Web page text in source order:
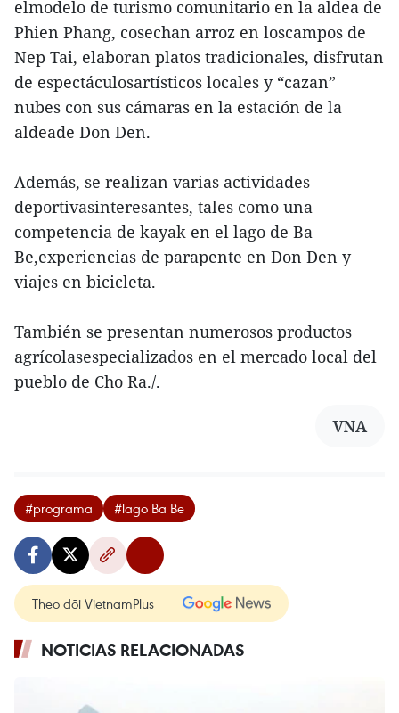
elmodelo de turismo comunitario en la aldea de
Phien Phang, cosechan arroz en loscampos de
Nep Tai, elaboran platos tradicionales, disfrutan
de espectáculosartísticos locales y “cazan”
nubes con sus cámaras en la estación de la
aldeade Don Den.
Además, se realizan varias actividades
deportivasinteresantes, tales como una
competencia de kayak en el lago de Ba
Be,experiencias de parapente en Don Den y
viajes en bicicleta.
También se presentan numerosos productos
agrícolasespecializados en el mercado local del
pueblo de Cho Ra./.
VNA
#programa #lago Ba Be
Theo dõi VietnamPlus
NOTICIAS RELACIONADAS